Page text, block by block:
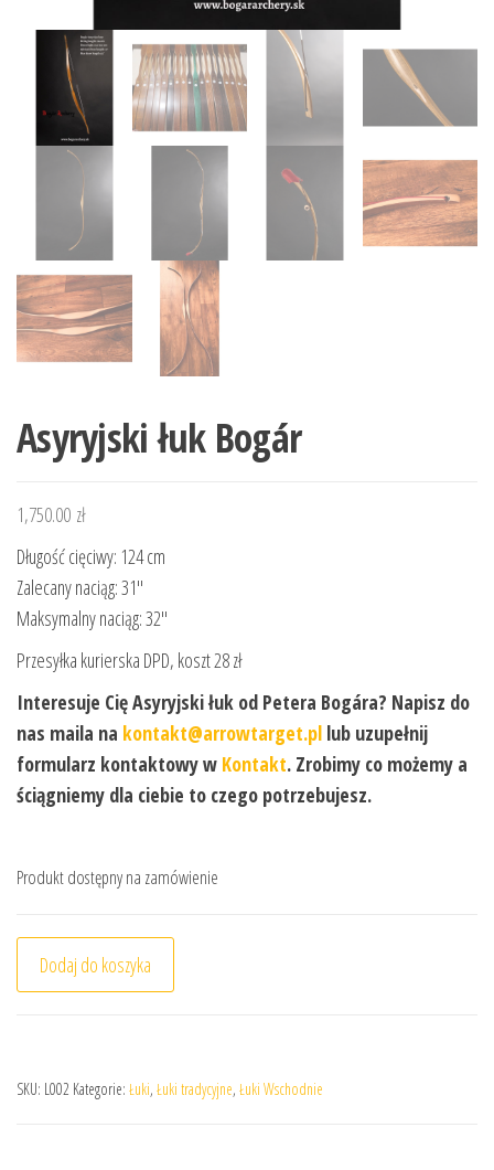
Asyryjski łuk Bogár
1,750.00 zł
Długość cięciwy: 124 cm
Zalecany naciąg: 31″
Maksymalny naciąg: 32″
Przesyłka kurierska DPD, koszt 28 zł
Interesuje Cię Asyryjski łuk od Petera Bogára? Napisz do
nas maila na kontakt@arrowtarget.pl lub uzupełnij
formularz kontaktowy w Kontakt. Zrobimy co możemy a
ściągniemy dla ciebie to czego potrzebujesz.
Produkt dostępny na zamówienie
ilość Asyryjski łuk Bogár
Dodaj do koszyka
SKU: L002 Kategorie: Łuki, Łuki tradycyjne, Łuki Wschodnie